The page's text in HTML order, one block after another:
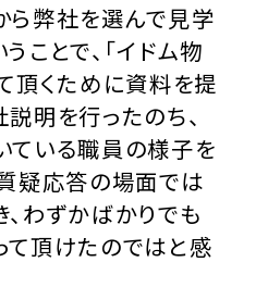
ら弊社を選んで見学
ことで、「イドム物
頂くために資料を提
明を行ったのち、
ている職員の様子を
疑応答の場面では
わずかばかりでも
頂けたのではと感